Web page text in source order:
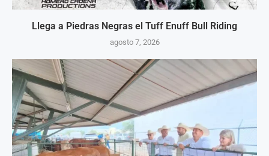
Llega a Piedras Negras el Tuff Enuff Bull Riding
agosto 7, 2026